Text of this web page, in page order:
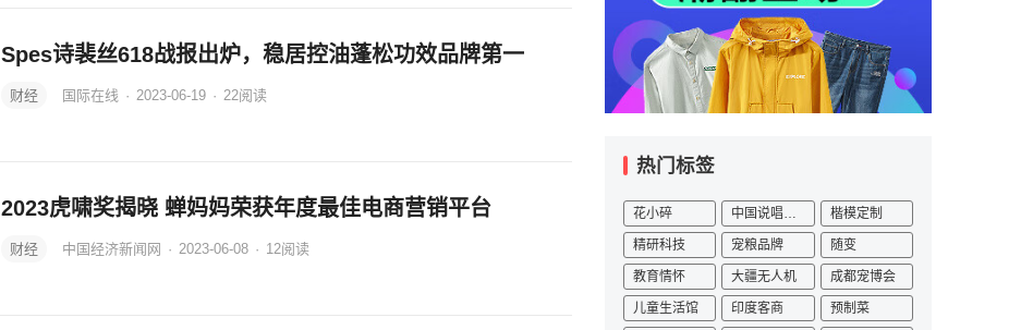
Spes诗裴丝618战报出炉，稳居控油蓬松功效品牌第一
财经 国际在线 · 2023-06-19 · 22阅读
2023虎啸奖揭晓 蝉妈妈荣获年度最佳电商营销平台
财经 中国经济新闻网 · 2023-06-08 · 12阅读
热门标签
花小碎 楷模定制
精研科技 宠粮品牌 随变
教育情怀 大疆无人机 成都宠博会
儿童生活馆 印度客商 预制菜